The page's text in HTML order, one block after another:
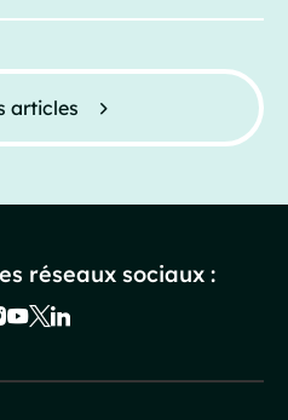
articles
réseaux sociaux :